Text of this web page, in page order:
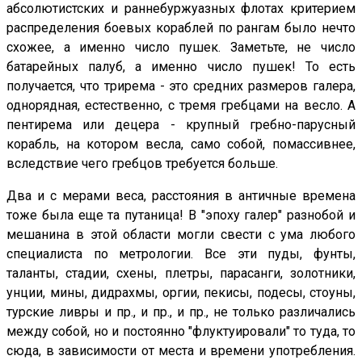
абсолютистских и раннебуржуазных флотах критерием
распределения боевых кораблей по рангам было нечто
схожее, а именно число пушек. Заметьте, не число
батарейных палуб, а именно число пушек! То есть
получается, что трирема - это средних размеров галера,
однорядная, естественно, с тремя гребцами на весло. А
пентирема или децера - крупный гребно-парусный
корабль, на котором весла, само собой, помассивнее,
вследствие чего гребцов требуется больше.
Два и с мерами веса, расстояния в античные времена
тоже была еще та путаница! В "эпоху галер" разнобой и
мешанина в этой области могли свести с ума любого
специалиста по метрологии. Все эти пуды, фунты,
таланты, стадии, схены, плетры, парасанги, золотники,
унции, мины, дидрахмы, оргии, пекисы, подесы, стоуны,
турские ливры и пр., и пр., и пр., не только различались
между собой, но и постоянно "флуктуировали" то туда, то
сюда, в зависимости от места и времени употребления.